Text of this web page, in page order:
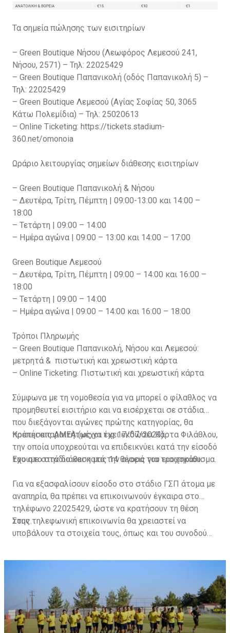
Τα σημεία πώλησης των εισιτηρίων
– Green Boutique Νήσου (Λεωφόρος Λεμεσού 241,
Νήσου, 2571) – Τηλ: 22025429
– Green Boutique Παπανικολή (οδός Παπανικολή 5) –
Τηλ: 22025429
– Green Boutique Λεμεσού (Αγίας Σοφίας 50, 3065
Κάτω Πολεμίδια) – Τηλ: 25020613
– Online Ticketing: https://tickets.stadium-
360.net/omonoia
Ωράριο λειτουργίας σημείων διάθεσης εισιτηρίων
– Green Boutique Παπανικολή & Νήσου
– Δευτέρα, Τρίτη, Πέμπτη | 09:00-13:00 και 14:00 –
18:00
– Τετάρτη | 09:00 – 14:00
– Ημέρα αγώνα | 09:00 – 13:00 και 14:00 – 17:00
Green Boutique Λεμεσού
– Δευτέρα, Τρίτη, Πέμπτη | 09:00 – 14:00 και 16:00 –
18:00
– Τετάρτη | 09:00 – 14:00
– Ημέρα αγώνα | 09:00 – 14:00 και 16:00 – 18:00
Τρόποι Πληρωμής
– Green Boutique Παπανικολή, Νήσου και Λεμεσού:
μετρητά & πιστωτική και χρεωστική κάρτα
– Online Ticketing: Πιστωτική και χρεωστική κάρτα
Σύμφωνα με τη νομοθεσία για να μπορεί ο φίλαθλος να
προμηθευτεί εισιτήριο και να εισέρχεται σε στάδια
που διεξάγονται αγώνες πρώτης κατηγορίας, θα
πρέπει απαραιτήτως να έχει εκδώσει Κάρτα Φιλάθλου,
την οποία υποχρεούται να επιδεικνύει κατά την είσοδό
του στο στάδιο και κατά την αγορά του εισιτηρίου.
Κρατήσεις ΑΜΕΑ (μέχρι τις 17/07/2023)
Έχουμε στην διάθεση μας 14 θέσεις για τροχοκάθισμα.
Για να εξασφαλίσουν είσοδο στο στάδιο ΓΣΠ άτομα με
αναπηρία, θα πρέπει να επικοινωνούν έγκαιρα στο
τηλέφωνο 22025429, ώστε να κρατήσουν τη θέση
τους.
Στην τηλεφωνική επικοινωνία θα χρειαστεί να
υποβάλουν τα στοιχεία τους, όπως και του συνοδού